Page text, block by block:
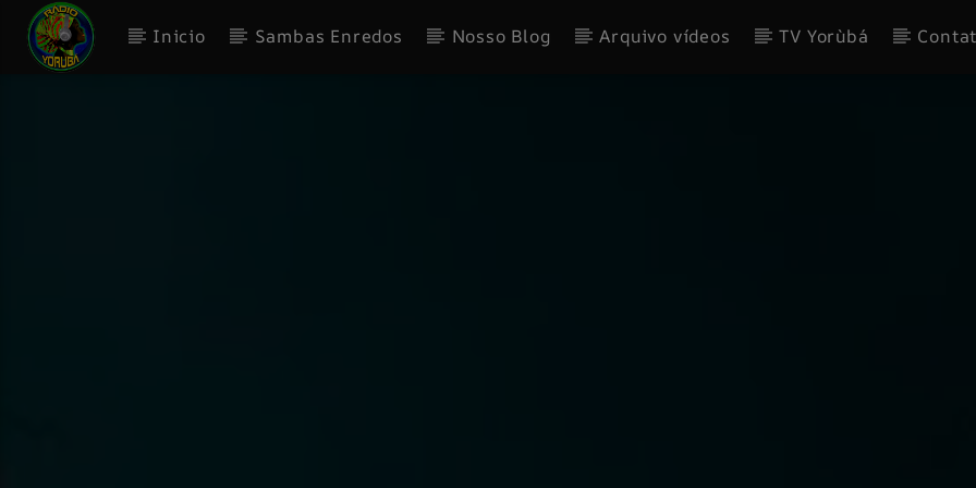
Inicio Sambas Enredos Nosso Blog Arquivo vídeos TV Yorùbá